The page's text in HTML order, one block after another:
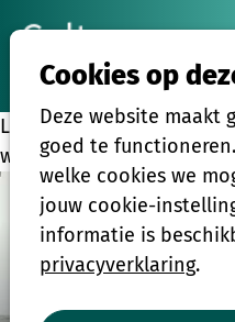
Cookies op
Deze website maakt
goed te
welke cookies we
jouw cookie-
informatie is
privacyverklaring.
Leden van
webshop van onze